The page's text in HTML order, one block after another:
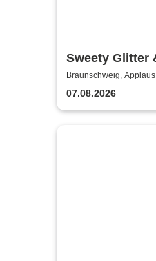
Sweety Glitter
Sweethearts -
Braunschweig,
07.08.2026